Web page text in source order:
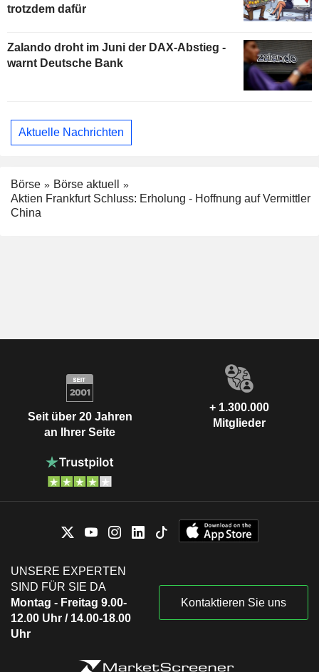
trotzdem dafür
Zalando droht im Juni der DAX-Abstieg -
warnt Deutsche Bank
Aktuelle Nachrichten
Börse
Börse aktuell
Aktien Frankfurt Schluss: Erholung - Hoffnung auf Vermittler
China
Seit über 20 Jahren
an Ihrer Seite
+ 1.300.000
Mitglieder
UNSERE EXPERTEN
SIND FÜR SIE DA
Montag - Freitag 9.00-
12.00 Uhr / 14.00-18.00
Uhr
Kontaktieren Sie uns